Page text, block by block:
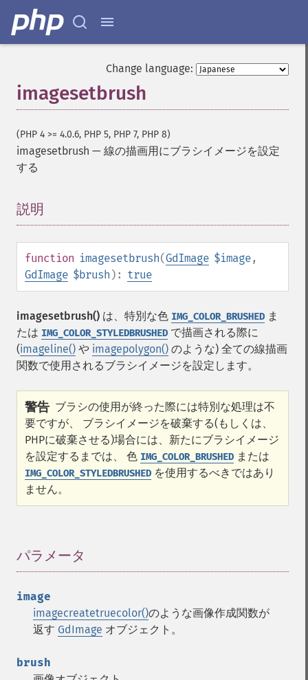
Change language:
imagesetbrush
(PHP 4 >= 4.0.6, PHP 5, PHP 7, PHP 8)
imagesetbrush — 線の描画用にブラシイメージを設定
する
説明
function imagesetbrush(GdImage $image,
GdImage $brush ): true
imagesetbrush() は、特別な色 IMG_COLOR_BRUSHED ま
たは IMG_COLOR_STYLEDBRUSHED で描画される際に
(imageline() や imagepolygon() のような) 全ての線描画
関数で使用されるブラシイメージを設定します。
警告 ブラシの使用が終った際には特別な処理は不
要ですが、 ブラシイメージを破棄する(もしくは、
PHPに破棄させる)場合には、新たにブラシイメージ
を設定するまでは、 色 IMG_COLOR_BRUSHED または
IMG_COLOR_STYLEDBRUSHED を使用するべきではあり
ません。
パラメータ
image
imagecreatetruecolor()のような画像作成関数が
返す GdImage オブジェクト。
brush